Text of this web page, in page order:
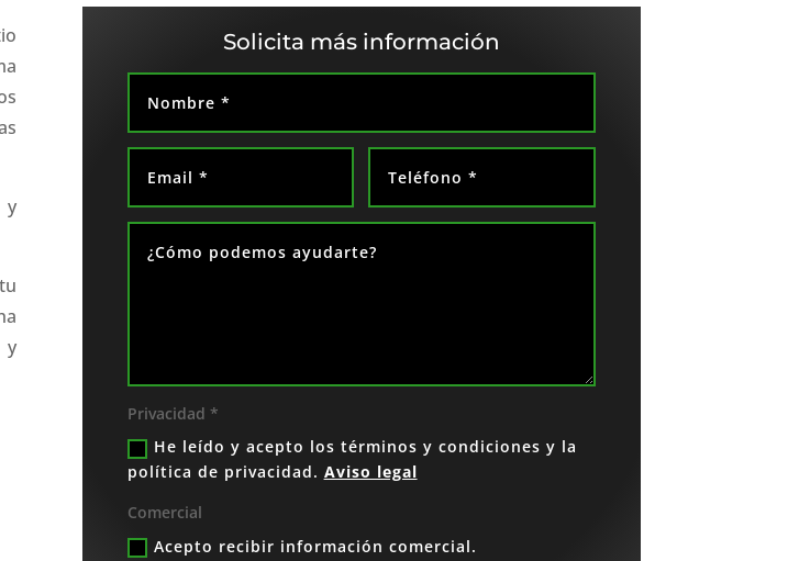
y
y
Solicita más información
Privacidad *
He leído y acepto los términos y condiciones y la
política de privacidad. Aviso legal
Comercial
Acepto recibir información comercial.